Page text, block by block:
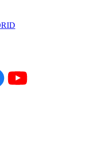
YouTube